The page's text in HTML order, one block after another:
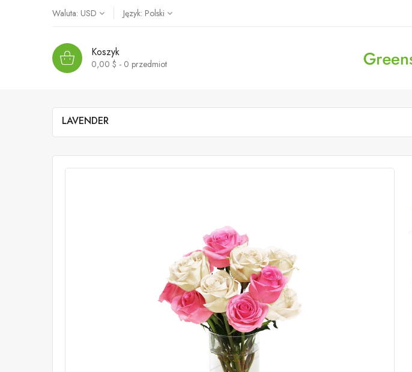
Waluta: USD Język: Polski
Koszyk
0,00 $ - 0 przedmiot
LAVENDER